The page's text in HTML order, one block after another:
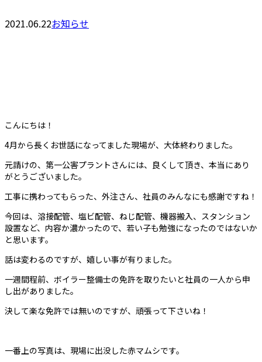
2021.06.22お知らせ
こんにちは！
4月から長くお世話になってました現場が、大体終わりました。
元請けの、第一公害プラントさんには、良くして頂き、本当にあり
がとうございました。
工事に携わってもらった、外注さん、社員のみんなにも感謝ですね！
今回は、溶接配管、塩ビ配管、ねじ配管、機器搬入、スタンション
設置など、内容か濃かったので、若い子も勉強になったのではないか
と思います。
話は変わるのですが、嬉しい事が有りました。
一週間程前、ボイラー整備士の免許を取りたいと社員の一人から申
し出がありました。
決して楽な免許では無いのですが、頑張って下さいね！
一番上の写真は、現場に出没した赤マムシです。